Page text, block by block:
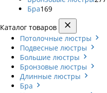
Бра169
Каталог товаров
Потолочные люстры
Подвесные люстры
Большие люстры
Бронзовые люстры
Длинные люстры
Бра